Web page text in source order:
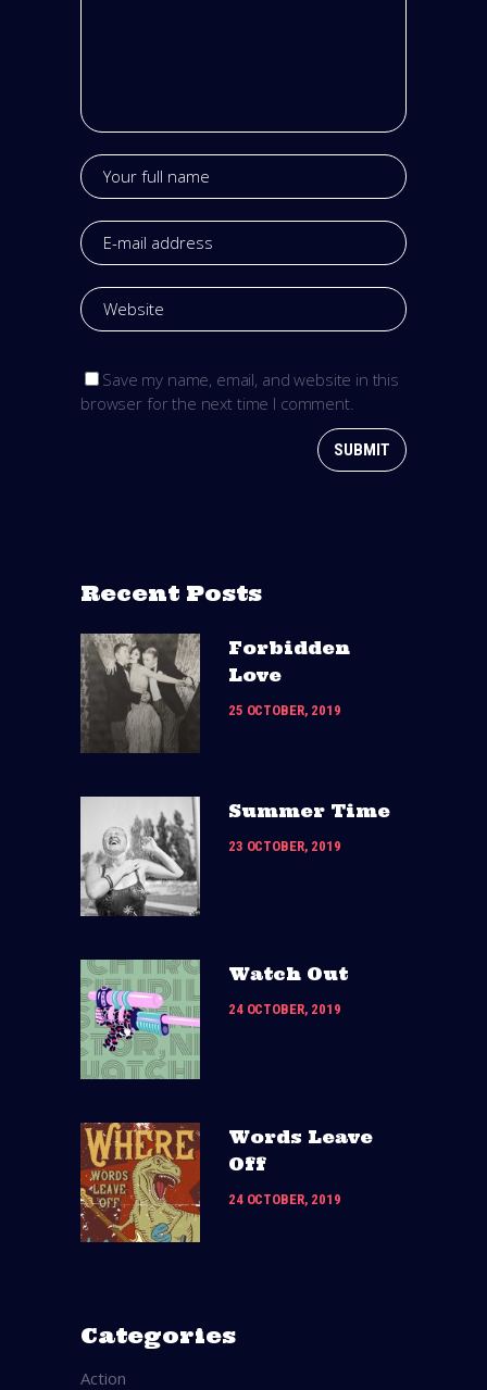
Save my name, email, and website in this
browser for the next time I comment.
Recent Posts
Forbidden
Love
25 OCTOBER, 2019
Summer Time
23 OCTOBER, 2019
Watch Out
24 OCTOBER, 2019
Words Leave
Off
24 OCTOBER, 2019
Categories
Action